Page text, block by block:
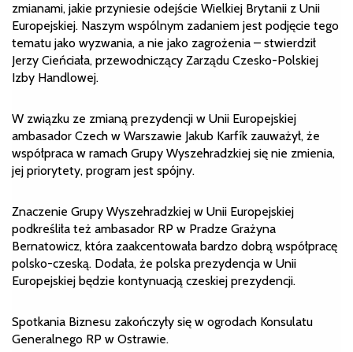
zmianami, jakie przyniesie odejście Wielkiej Brytanii z Unii
Europejskiej. Naszym wspólnym zadaniem jest podjęcie tego
tematu jako wyzwania, a nie jako zagrożenia – stwierdził
Jerzy Cieńciała, przewodniczący Zarządu Czesko-Polskiej
Izby Handlowej.
W związku ze zmianą prezydencji w Unii Europejskiej
ambasador Czech w Warszawie Jakub Karfík zauważył, że
współpraca w ramach Grupy Wyszehradzkiej się nie zmienia,
jej priorytety, program jest spójny.
Znaczenie Grupy Wyszehradzkiej w Unii Europejskiej
podkreśliła też ambasador RP w Pradze Grażyna
Bernatowicz, która zaakcentowała bardzo dobrą współpracę
polsko-czeską. Dodała, że polska prezydencja w Unii
Europejskiej będzie kontynuacją czeskiej prezydencji.
Spotkania Biznesu zakończyły się w ogrodach Konsulatu
Generalnego RP w Ostrawie.